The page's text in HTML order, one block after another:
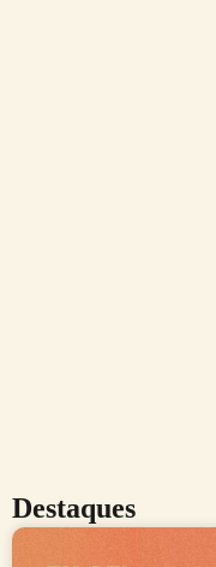
Destaques